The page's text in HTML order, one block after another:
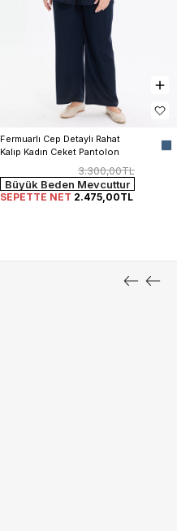
Fermuarlı Cep Detaylı Rahat
Kalıp Kadın Ceket Pantolon
3.300,00TL
Büyük Beden Mevcuttur
SEPETTE NET 2.475,00TL